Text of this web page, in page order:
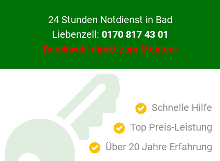
24 Stunden Notdienst in Bad
Liebenzell: 0170 817 43 01
Durchwahl direkt zum Monteur
Schnelle Hilfe
Top Preis-Leistung
Über 20 Jahre Erfahrung